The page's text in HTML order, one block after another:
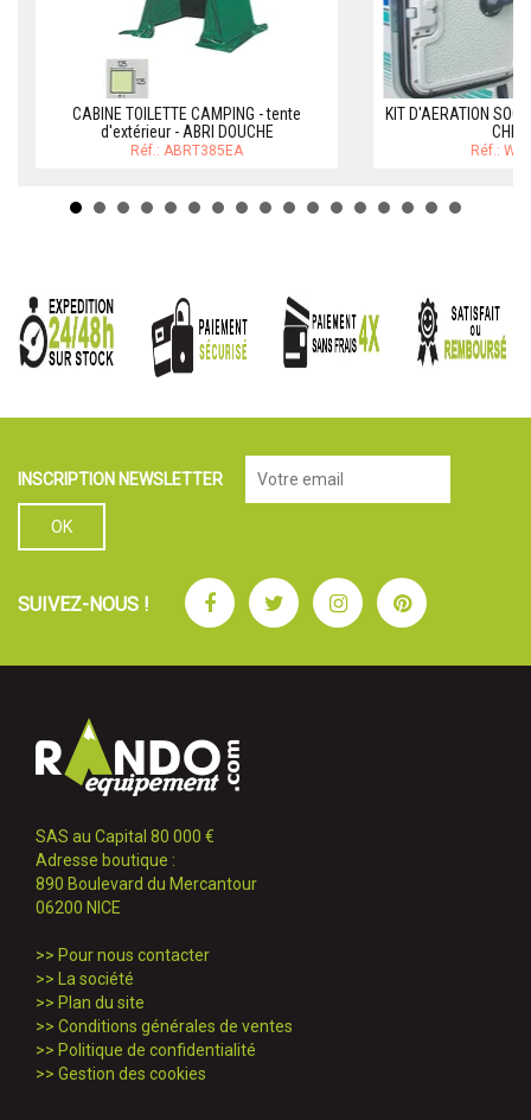
CABINE TOILETTE CAMPING - tente
d'extérieur - ABRI DOUCHE
Réf.: ABRT385EA
KIT D'AERATION
Réf.:
INSCRIPTION NEWSLETTER
SUIVEZ-NOUS ! FacebookTwitterInstagramPinterest
SAS au Capital 80 000 €
Adresse boutique :
890 Boulevard du Mercantour
06200 NICE
>> Pour nous contacter
>>
La société
>> Plan du site
>> Conditions générales de ventes
>> Politique de confidentialité
>> Gestion des cookies